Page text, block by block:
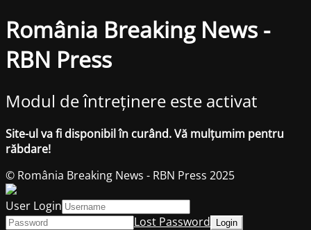
România Breaking News -
RBN Press
Modul de întreținere este activat
Site-ul va fi disponibil în curând. Vă mulțumim pentru
răbdare!
© România Breaking News - RBN Press 2025
User Login
Lost Password